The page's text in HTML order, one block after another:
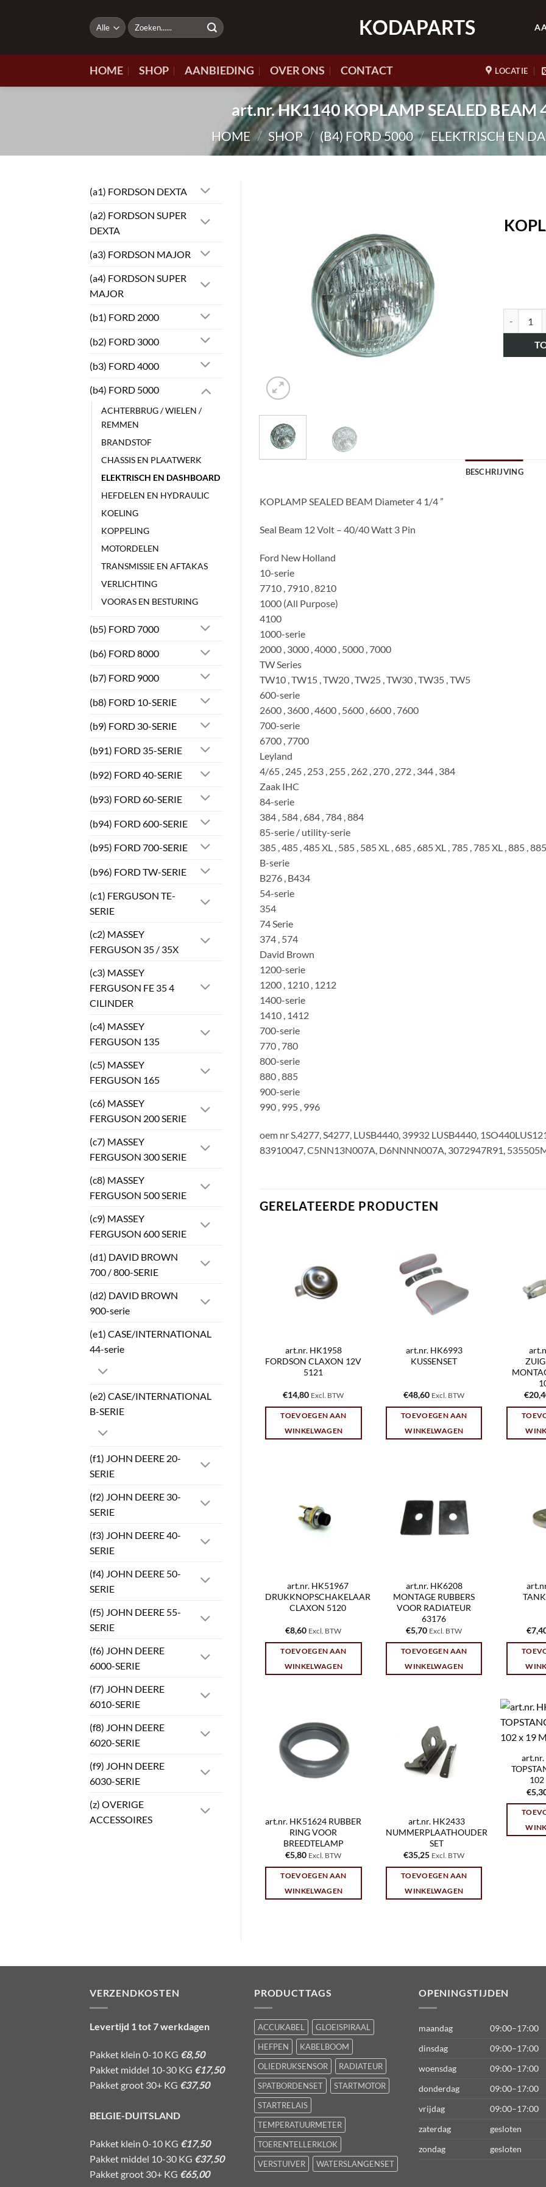
KODAPARTS
Zoeken
naar:
HOME SHOP AANBIEDING OVER ONS CONTACT LOCATIE
art.nr. HK1140 KOPLAMP SEALED BEAM
HOME / SHOP / (B4) FORD 5000 / ELEKTRISCH EN
(a1) FORDSON DEXTA
(a2) FORDSON SUPER
DEXTA
(a3) FORDSON MAJOR
(a4) FORDSON SUPER
MAJOR
(b1) FORD 2000
(b2) FORD 3000
(b3) FORD 4000
(b4) FORD 5000
ACHTERBRUG / WIELEN /
REMMEN
BRANDSTOF
CHASSIS EN PLAATWERK
ELEKTRISCH EN DASHBOARD
HEFDELEN EN HYDRAULIC
KOELING
KOPPELING
MOTORDELEN
TRANSMISSIE EN AFTAKAS
VERLICHTING
VOORAS EN BESTURING
(b5) FORD 7000
(b6) FORD 8000
(b7) FORD 9000
(b8) FORD 10-SERIE
(b9) FORD 30-SERIE
(b91) FORD 35-SERIE
(b92) FORD 40-SERIE
(b93) FORD 60-SERIE
(b94) FORD 600-SERIE
(b95) FORD 700-SERIE
(b96) FORD TW-SERIE
(c1) FERGUSON TE-
SERIE
(c2) MASSEY
FERGUSON 35 / 35X
(c3) MASSEY
FERGUSON FE 35 4
CILINDER
(c4) MASSEY
FERGUSON 135
(c5) MASSEY
FERGUSON 165
(c6) MASSEY
FERGUSON 200 SERIE
(c7) MASSEY
FERGUSON 300 SERIE
(c8) MASSEY
FERGUSON 500 SERIE
(c9) MASSEY
FERGUSON 600 SERIE
(d1) DAVID BROWN
700 / 800-SERIE
(d2) DAVID BROWN
900-serie
(e1) CASE/INTERNATIONAL
44-serie
(e2) CASE/INTERNATIONAL
B-SERIE
(f1) JOHN DEERE 20-
SERIE
(f2) JOHN DEERE 30-
SERIE
(f3) JOHN DEERE 40-
SERIE
(f4) JOHN DEERE 50-
SERIE
(f5) JOHN DEERE 55-
SERIE
(f6) JOHN DEERE
6000-SERIE
(f7) JOHN DEERE
6010-SERIE
(f8) JOHN DEERE
6020-SERIE
(f9) JOHN DEERE
6030-SERIE
(z) OVERIGE
ACCESSOIRES
BESCHRIJVING
KOPLAMP SEALED BEAM Diameter 4 1/4 ”
Seal Beam 12 Volt – 40/40 Watt 3 Pin
Ford New Holland
10-serie
7710 , 7910 , 8210
1000 (All Purpose)
4100
1000-serie
2000 , 3000 , 4000 , 5000 , 7000
TW Series
TW10 , TW15 , TW20 , TW25 , TW30 , TW35 , TW5
600-serie
2600 , 3600 , 4600 , 5600 , 6600 , 7600
700-serie
6700 , 7700
Leyland
4/65 , 245 , 253 , 255 , 262 , 270 , 272 , 344 , 384
Zaak IHC
84-serie
384 , 584 , 684 , 784 , 884
85-serie / utility-serie
385 , 485 , 485 XL , 585 , 585 XL , 685 , 685 XL , 785 , 785 XL , 885 ,
B-serie
B276 , B434
54-serie
354
74 Serie
374 , 574
David Brown
1200-serie
1200 , 1210 , 1212
1400-serie
1410 , 1412
700-serie
770 , 780
800-serie
880 , 885
900-serie
990 , 995 , 996
oem nr S.4277, S4277, LUSB4440, 39932 LUSB4440,
83910047, C5NN13N007A, D6NNNN007A, 3072947R91,
GERELATEERDE PRODUCTEN
art.nr. HK1958
FORDSON CLAXON 12V
5121
€14,80 Excl. BTW
TOEVOEGEN AAN
WINKELWAGEN
art.nr. HK6993
KUSSENSET
€48,60 Excl. BTW
TOEVOEGEN AAN
WINKELWAGEN
€
art.nr. HK51967
DRUKKNOPSCHAKELAAR
CLAXON 5120
€8,60 Excl. BTW
TOEVOEGEN AAN
WINKELWAGEN
art.nr. HK6208
MONTAGE RUBBERS
VOOR RADIATEUR
63176
€5,70 Excl. BTW
TOEVOEGEN AAN
WINKELWAGEN
€
art.nr. HK51624 RUBBER
RING VOOR
BREEDTELAMP
€5,80 Excl. BTW
TOEVOEGEN AAN
WINKELWAGEN
art.nr. HK2433
NUMMERPLAATHOUDER
SET
€35,25 Excl. BTW
TOEVOEGEN AAN
WINKELWAGEN
€
VERZENDKOSTEN
Levertijd 1 tot 7 werkdagen
Pakket klein 0-10 KG €8,50
Pakket middel 10-30 KG €17,50
Pakket groot 30+ KG €37,50
BELGIE-DUITSLAND
Pakket klein 0-10 KG €17,50
Pakket middel 10-30 KG €37,50
Pakket groot 30+ KG €65,00
PRODUCTTAGS
ACCUKABEL
GLOEISPIRAAL
HEFPEN
KABELBOOM
OLIEDRUKSENSOR
RADIATEUR
SPATBORDENSET
STARTMOTOR
STARTRELAIS
TEMPERATUURMETER
TOERENTELLERKLOK
VERSTUIVER
WATERSLANGENSET
OPENINGSTIJDEN
maandag
09:00–17:00
dinsdag
09:00–17:00
woensdag
09:00–17:00
donderdag
09:00–17:00
vrijdag
09:00–17:00
zaterdag
gesloten
zondag
gesloten